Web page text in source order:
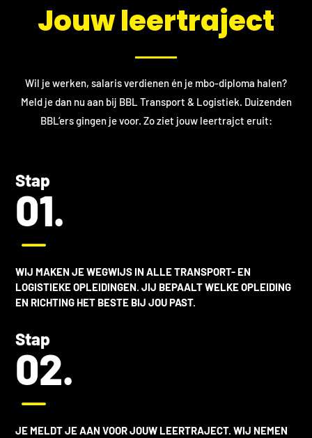
​Jouw leertraject
Wil je werken, salaris verdienen én je mbo-diploma halen?
Meld je dan nu aan bij BBL Transport & Logistiek. Duizenden
BBL’ers gingen je voor. Zo ziet jouw leertrajct eruit:
Stap
01.
K
WIJ MAKEN JE WEGWIJS IN ALLETRANSPORT- EN
LOGISTIEKE OPLEIDINGEN. JIJ BEPAALT WELKE OPLEIDING
EN RICHTING HET BESTE BIJ JOU PAST.
Stap
02.
K
JE MELDT JE AAN VOOR JOUW LEERTRAJECT. WIJ NEMEN